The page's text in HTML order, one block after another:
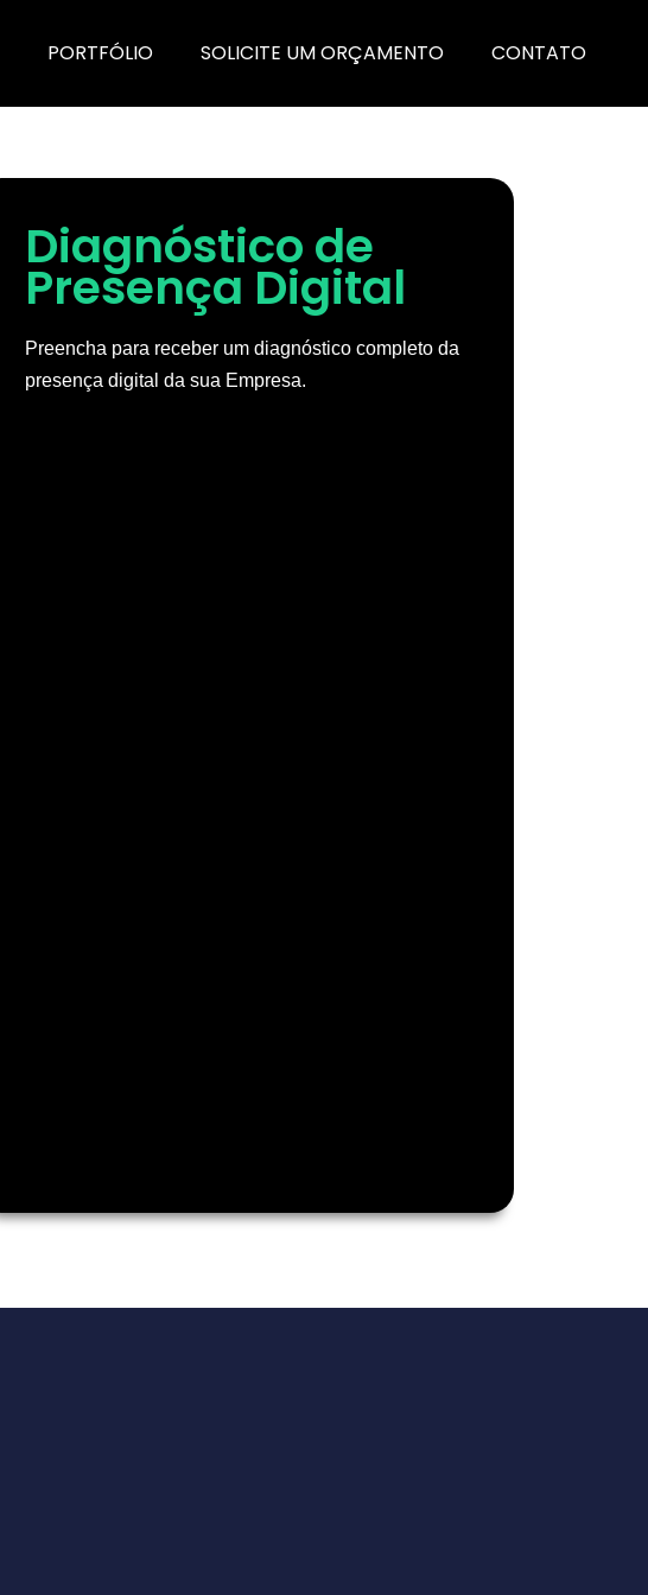
PORTFÓLIO SOLICITE UM ORÇAMENTO CONTATO
Diagnóstico de
Presença Digital
Preencha para receber um diagnóstico completo da
presença digital da sua Empresa.